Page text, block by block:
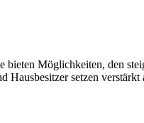
Möglichkeiten, den
setzen